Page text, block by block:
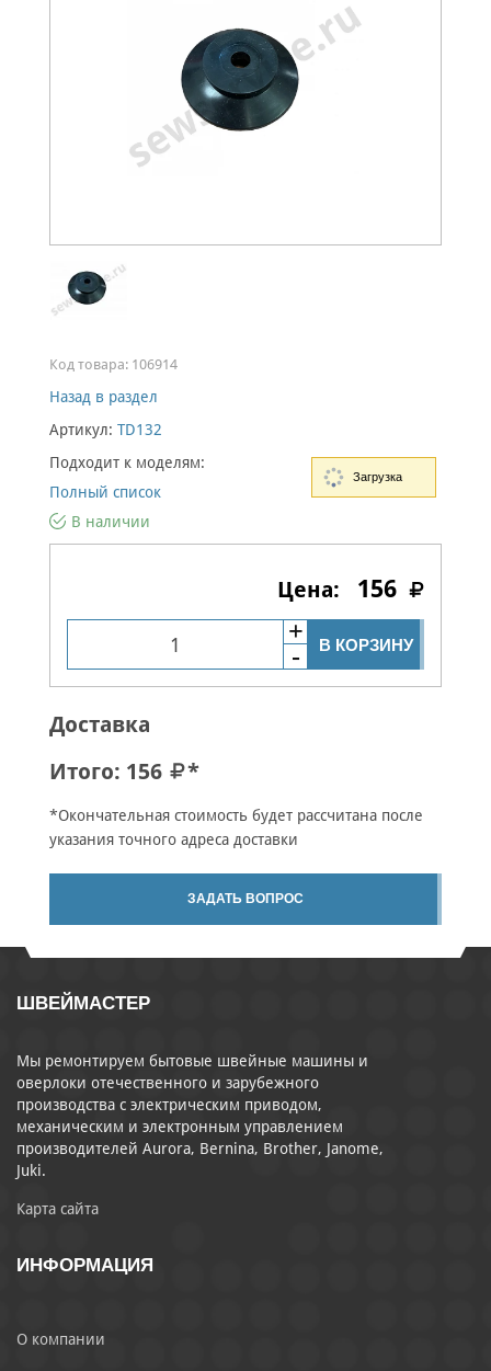
Код товара: 106914
Назад в раздел
Артикул: TD132
Подходит к моделям:
Полный список
В наличии
156
В КОРЗИНУ
Доставка
Итого: 156 *
*Окончательная стоимость будет рассчитана после
указания точного адреса доставки
ЗАДАТЬ ВОПРОС
ШВЕЙМАСТЕР
Мы ремонтируем бытовые швейные машины и
оверлоки отечественного и зарубежного
производства с электрическим приводом,
механическим и электронным управлением
производителей Aurora, Bernina, Brother, Janome,
Juki.
Карта сайта
ИНФОРМАЦИЯ
О компании
Загрузка